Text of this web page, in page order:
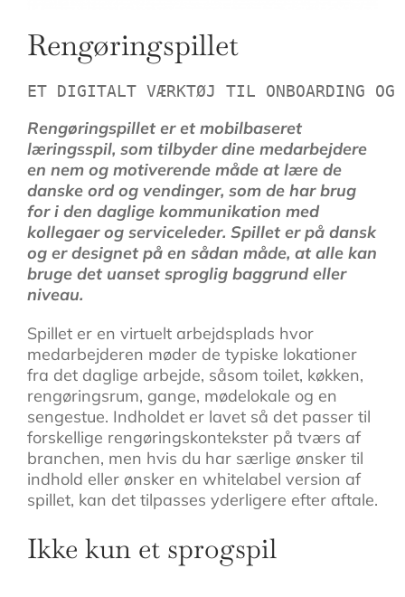
Rengøringspillet
ET DIGITALT VÆRKTØJ TIL ONBOARDING OG
Rengøringspillet er et mobilbaseret
læringsspil, som tilbyder dine medarbejdere
en nem og motiverende måde at lære de
danske ord og vendinger, som de har brug
for i den daglige kommunikation med
kollegaer og serviceleder. Spillet er på dansk
og er designet på en sådan måde, at alle kan
bruge det uanset sproglig baggrund eller
niveau.
Spillet er en virtuelt arbejdsplads hvor
medarbejderen møder de typiske lokationer
fra det daglige arbejde, såsom toilet, køkken,
rengøringsrum, gange, mødelokale og en
sengestue. Indholdet er lavet så det passer til
forskellige rengøringskontekster på tværs af
branchen, men hvis du har særlige ønsker til
indhold eller ønsker en whitelabel version af
spillet, kan det tilpasses yderligere efter aftale.
Ikke kun et sprogspil